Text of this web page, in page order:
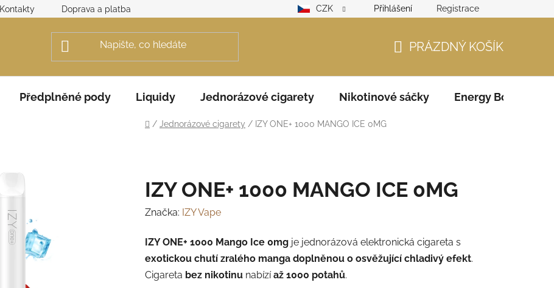
Kontakty Doprava a platba Reklamační řád GDPR Zodpovědný prodejce – ověření věku
CZK Přihlášení Registrace
KOŠÍK
PRÁZDNÝ KOŠÍK
Předplněné pody Liquidy Jednorázové cigarety Nikotinové sáčky Energy Boosters
Domů
/ Jednorázové cigarety / IZY ONE+ 1000 MANGO ICE 0MG
IZY ONE+ 1000 MANGO ICE 0MG
Značka: IZY Vape
IZY ONE+ 1000 Mango Ice 0mg je jednorázová elektronická cigareta s
exotickou chutí zralého manga doplněnou o osvěžující chladivý efekt.
Cigareta bez nikotinu nabízíaž 1000 potahů.